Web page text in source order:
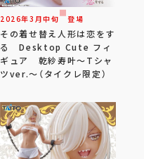
2026年3 月中旬登場
その着せ替え人形は恋をす
る Desktop Cute フィ
ギュア 乾紗寿叶～Tシャ
ツver.～（タイクレ限定）